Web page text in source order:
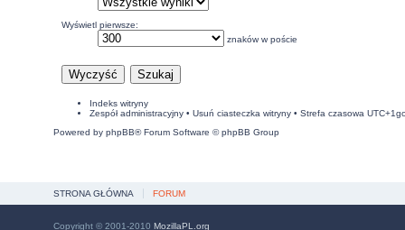
Wyświetl pierwsze:
znaków w poście
Indeks witryny
Zespół administracyjny• Usuń ciasteczka witryny• Strefa czasowa
Powered by phpBB® Forum Software © phpBB Group
STRONA GŁÓWNA FORUM
Copyright © 2001-2010 MozillaPL.org